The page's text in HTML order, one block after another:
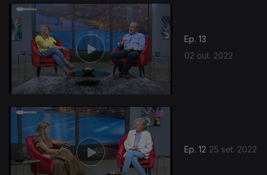
Ep. 13
02 out. 2022
Ep. 12 25 set. 2022